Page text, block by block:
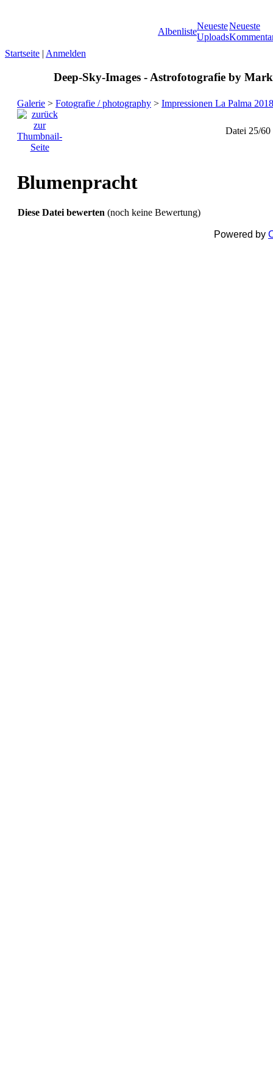
Albenliste
Neueste
Uploads
Neueste
Startseite | Anmelden
Deep-Sky-Images - Astrofotografie by
Galerie > Fotografie / photography > Impressionen La Palma 2018
Datei 25/60
Blumenpracht
Diese Datei bewerten (noch keine Bewertung)
Powered by